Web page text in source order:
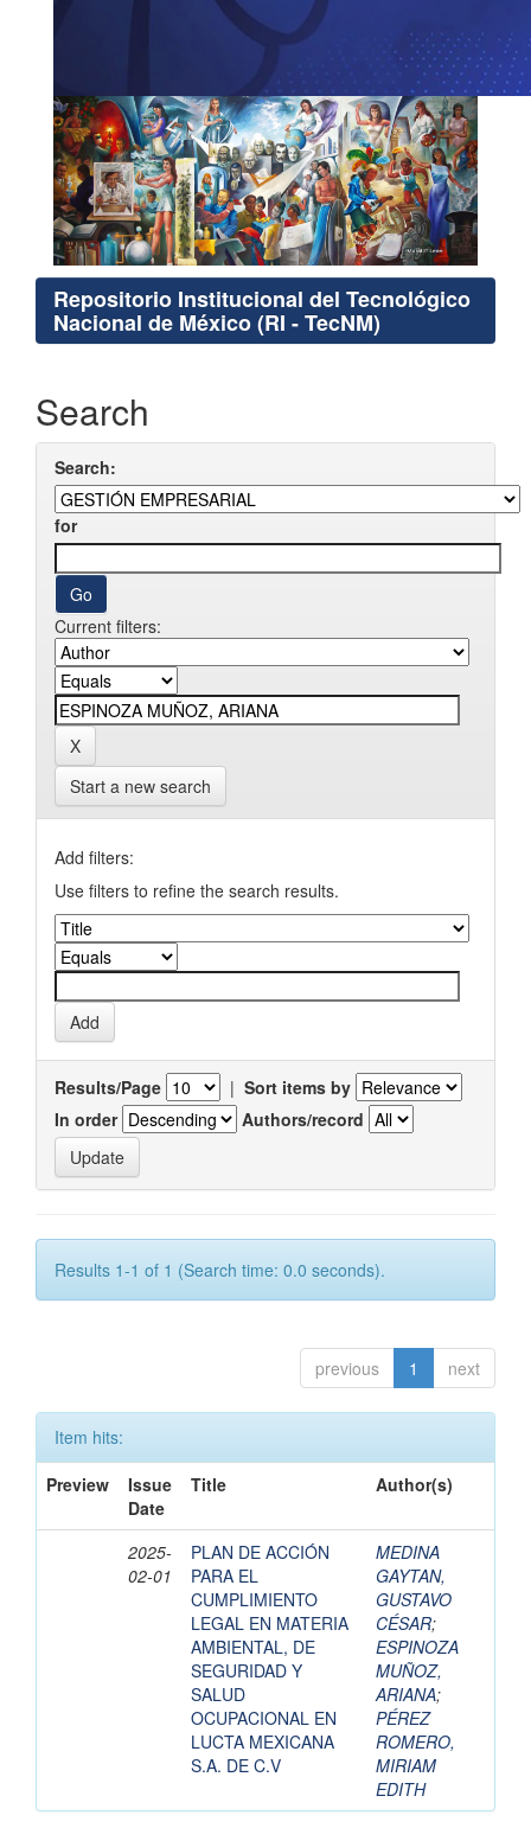
Repositorio Institucional del Tecnológico
Nacional de México (RI - TecNM)
Search
Search:
for
Current filters:
Start a new search
Add filters:
Use filters to refine the search results.
Results/Page | Sort items by
In order
Authors/record
Results 1-1 of 1 (Search time: 0.0 seconds).
previous 1 next
Item hits:
Preview
Issue
Date
Title Author(s)
2025-
02-01
PLAN DE ACCIÓN
PARA EL
CUMPLIMIENTO
LEGAL EN MATERIA
AMBIENTAL, DE
SEGURIDAD Y
SALUD
OCUPACIONAL EN
LUCTA MEXICANA
S.A. DE C.V
MEDINA
GAYTAN,
GUSTAVO
CÉSAR;
ESPINOZA
MUÑOZ,
ARIANA;
PÉREZ
ROMERO,
MIRIAM
EDITH